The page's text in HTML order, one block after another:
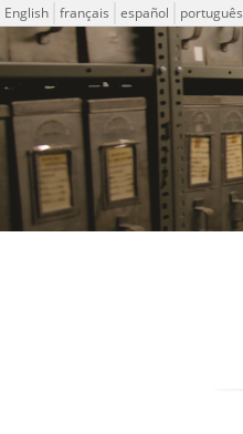
Idioma
English français español português